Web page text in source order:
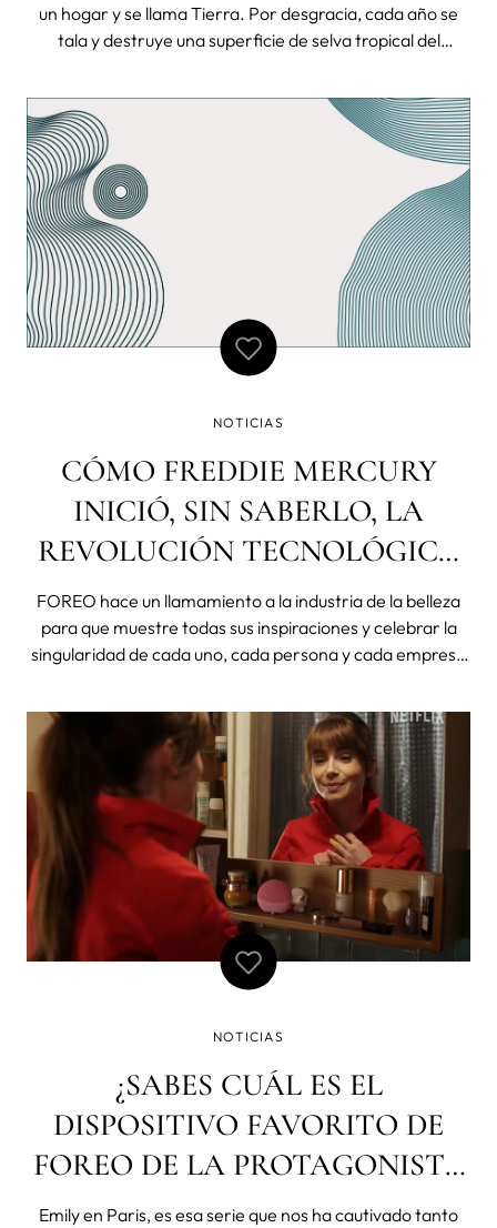
un hogar y se llama Tierra. Por desgracia, cada año se
tala y destruye una superficie de selva tropical del
las actividades humanas. La insensible deforestación ha
NOTICIAS
CÓMO FREDDIE MERCURY
INICIÓ, SIN SABERLO, LA
REVOLUCIÓN TECNOLÓGICA
DE LA BELLEZA
FOREO hace un llamamiento a la industria de la belleza
para que muestre todas sus inspiraciones y celebrar la
singularidad de cada uno, cada persona y cada empresa
por establecer estándares de belleza inalcanzables y por
decirnos cuál es la
NOTICIAS
¿SABES CUÁL ES EL
DISPOSITIVO FAVORITO DE
FOREO DE LA PROTAGONISTA
DE EMILY EN PARIS?
Emily en Paris, es esa serie que nos ha cautivado tanto